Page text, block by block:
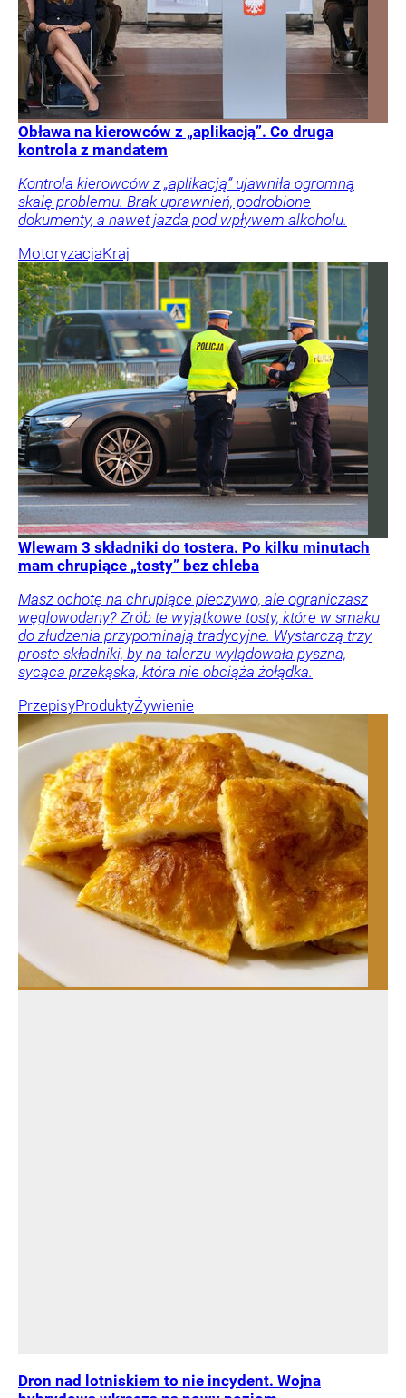
Obława na kierowców z „aplikacją”. Co druga
kontrola z mandatem
Kontrola kierowców z „aplikacją” ujawniła ogromną
skalę problemu. Brak uprawnień, podrobione
dokumenty, a nawet jazda pod wpływem alkoholu.
MotoryzacjaKraj
Wlewam 3 składniki do tostera. Po kilku minutach
mam chrupiące „tosty” bez chleba
Masz ochotę na chrupiące pieczywo, ale ograniczasz
węglowodany? Zrób te wyjątkowe tosty, które w smaku
do złudzenia przypominają tradycyjne. Wystarczą trzy
proste składniki, by na talerzu wylądowała pyszna,
sycąca przekąska, która nie obciąża żołądka.
PrzepisyProduktyŻywienie
Dron nad lotniskiem to nie incydent. Wojna